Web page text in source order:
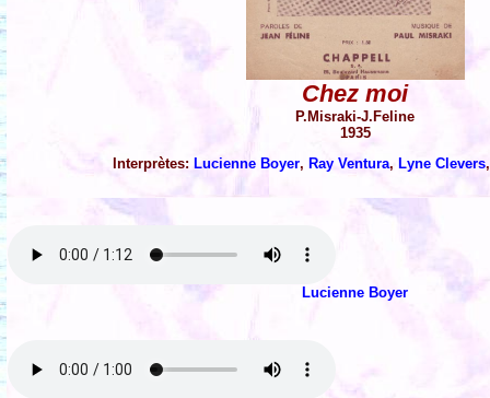
Chez moi
P.Misraki-J.Feline
1935
Interprètes: Lucienne Boyer, Ray Ventura, Lyne Clevers
Lucienne Boyer